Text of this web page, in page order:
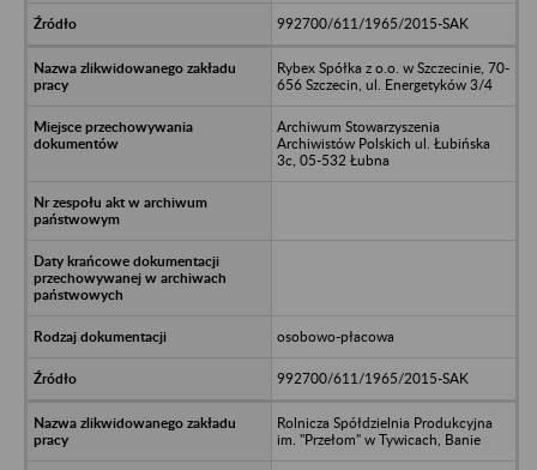
992700/611/1965/2015-SAK
Rybex Spółka z o.o. w Szczecinie, 70-
656 Szczecin, ul. Energetyków 3/4
Archiwum Stowarzyszenia
Archiwistów Polskich ul. Łubińska
3c, 05-532 Łubna
osobowo-płacowa
992700/611/1965/2015-SAK
Rolnicza Spółdzielnia Produkcyjna
im. "Przełom" w Tywicach, Banie